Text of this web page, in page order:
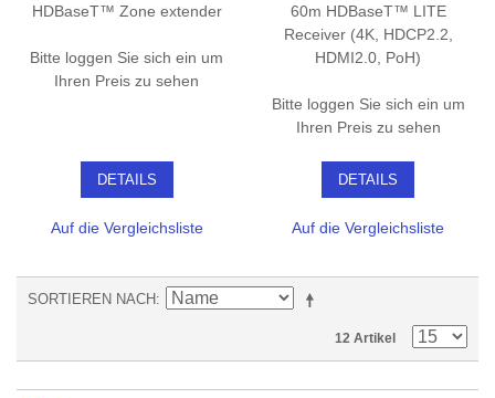
HDBaseT™ Zone extender
Bitte loggen Sie sich ein um
Ihren Preis zu sehen
DETAILS
Auf die Vergleichsliste
60m HDBaseT™ LITE
Receiver (4K, HDCP2.2,
HDMI2.0, PoH)
Bitte loggen Sie sich ein um
Ihren Preis zu sehen
DETAILS
Auf die Vergleichsliste
SORTIEREN NACH
12 Artikel